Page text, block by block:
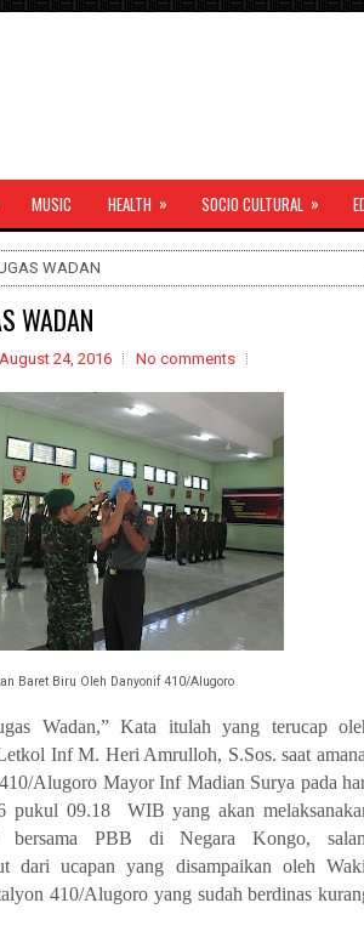
MUSIC HEALTH » SOCIO CULTURAL »
WADAN
WADAN
24, 2016 No comments
Baret Biru Oleh Danyonif 410/Alugoro
Wadan,” Kata itulah yang terucap
Inf M. Heri Amrulloh, S.Sos. saat
Alugoro Mayor Inf Madian Surya pada
pukul 09.18 WIB yang akan
PBB di Negara Kongo,
dari ucapan yang disampaikan oleh
410/Alugoro yang sudah berdinas